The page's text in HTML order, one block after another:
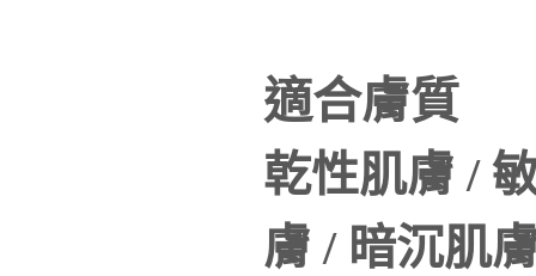
適合膚質
乾性肌膚 /
膚 / 暗沉肌